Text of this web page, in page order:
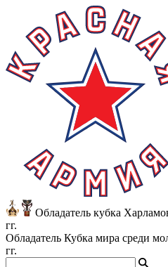
Обладатель кубка
гг.
Обладатель Кубка мира среди
гг.